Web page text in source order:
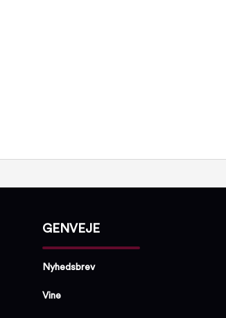
GENVEJE
Nyhedsbrev
Vine